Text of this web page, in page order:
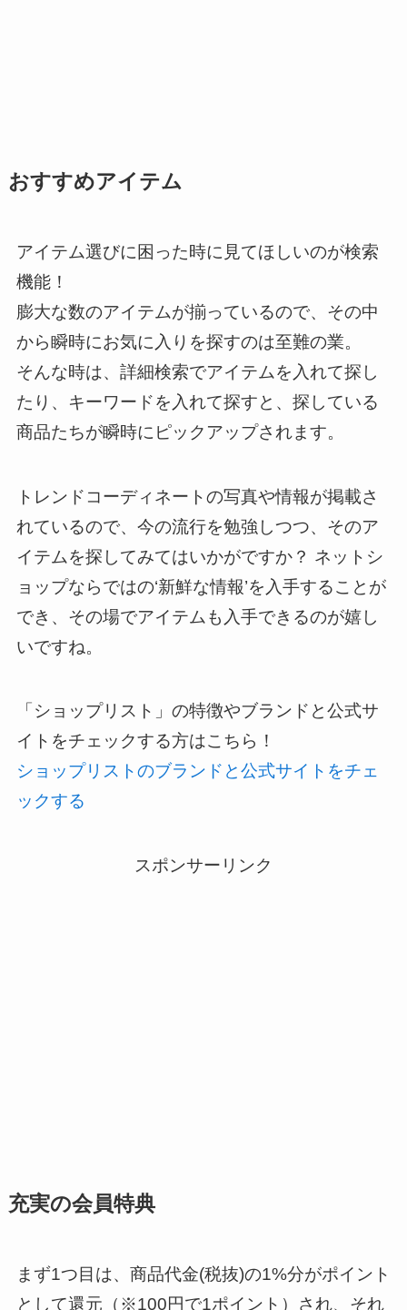
おすすめアイテム
アイテム選びに困った時に見てほしいのが検索
機能！
膨大な数のアイテムが揃っているので、その中
から瞬時にお気に入りを探すのは至難の業。
そんな時は、詳細検索でアイテムを入れて探し
たり、キーワードを入れて探すと、探している
商品たちが瞬時にピックアップされます。
トレンドコーディネートの写真や情報が掲載さ
れているので、今の流行を勉強しつつ、そのア
イテムを探してみてはいかがですか？ ネットシ
ョップならではの‘新鮮な情報’を入手することが
でき、その場でアイテムも入手できるのが嬉し
いですね。
「ショップリスト」の特徴やブランドと公式サ
イトをチェックする方はこちら！
ショップリストのブランドと公式サイトをチェ
ックする
スポンサーリンク
充実の会員特典
まず1つ目は、商品代金(税抜)の1%分がポイント
として還元（※100円で1ポイント）され、それ